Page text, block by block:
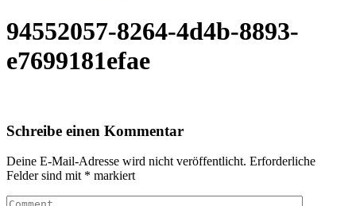
94552057-8264-4d4b-8893-
e7699181efae
Schreibe einen Kommentar
Deine E-Mail-Adresse wird nicht veröffentlicht. Erforderliche
Felder sind mit * markiert